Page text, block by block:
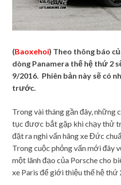
(Baoxehoi) Theo thông báo
dòng Panamera thế hệ thứ 2
9/2016. Phiên bản này sẽ có
trước.
Trong vài tháng gần đây, những
tục được bắt gặp khi chạy thử
đặt ra nghi vấn hãng xe Đức
Trong cuộc phỏng vấn mới đây
một lãnh đạo của Porsche cho
xe Paris để giới thiệu thế hệ thứ